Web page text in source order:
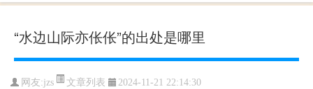
“水边山际亦伥伥”的出处是哪里
网友:jzs 文章列表 2024-11-21 22:14:30